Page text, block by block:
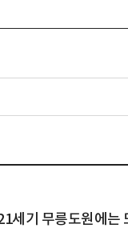
세기 무릉도원에는